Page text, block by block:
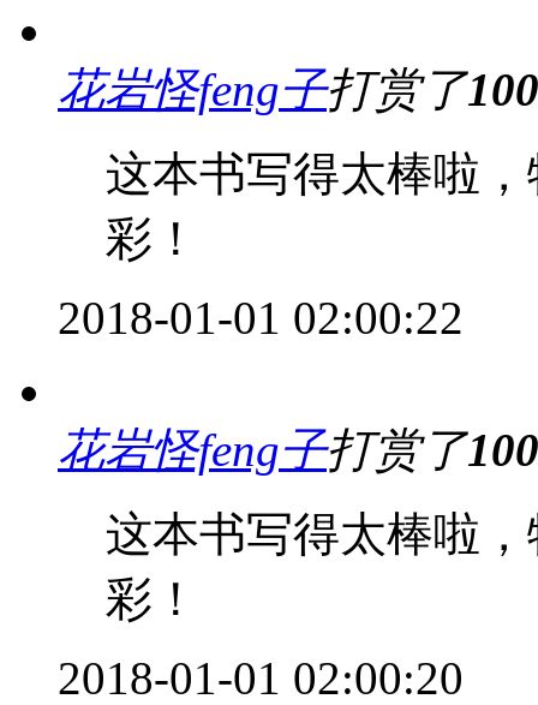
花岩怪feng子打赏了100
这本书写得太棒啦
彩！
2018-01-01 02:00:22
花岩怪feng子打赏了100
这本书写得太棒啦
彩！
2018-01-01 02:00:20